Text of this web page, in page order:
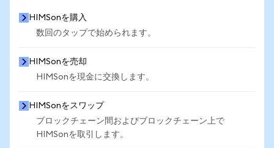
HIMSonを購入
数回のタップで始められます。
HIMSonを売却
HIMSonを現金に交換します。
HIMSonをスワップ
ブロックチェーン間およびブロックチェーン上で
HIMSonを取引します。